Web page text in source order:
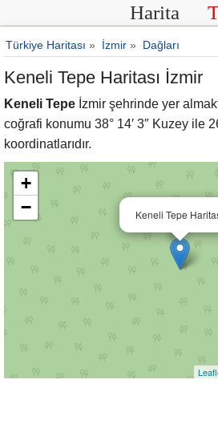
Harita
Türkiye Haritası » İzmir » Dağları
Keneli Tepe Haritası İzmir
Keneli Tepe İzmir şehrinde yer
coğrafi konumu 38° 14′ 3″ Kuzey ile
koordinatlarıdır.
Keneli Tepe
+
−